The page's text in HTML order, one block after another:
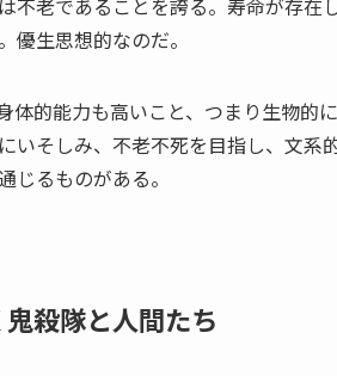
優生思想的なのだ。
体的能力も高いこと、つまり生物的
いそしみ、不老不死を目指し、文系
じるものがある。
殺隊と人間たち